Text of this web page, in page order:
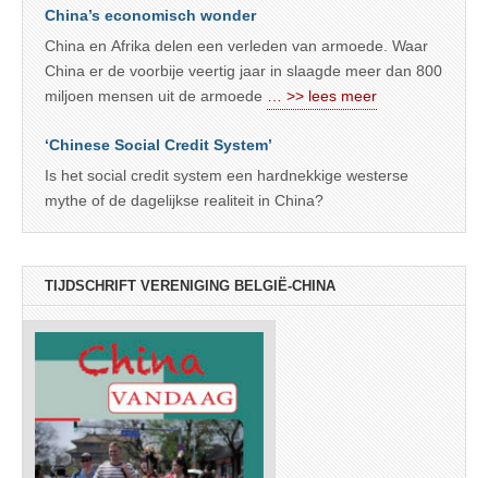
China’s economisch wonder
China en Afrika delen een verleden van armoede. Waar
China er de voorbije veertig jaar in slaagde meer dan 800
miljoen mensen uit de armoede
… >> lees meer
‘Chinese Social Credit System’
Is het social credit system een hardnekkige westerse
mythe of de dagelijkse realiteit in China?
TIJDSCHRIFT VERENIGING BELGIË-CHINA